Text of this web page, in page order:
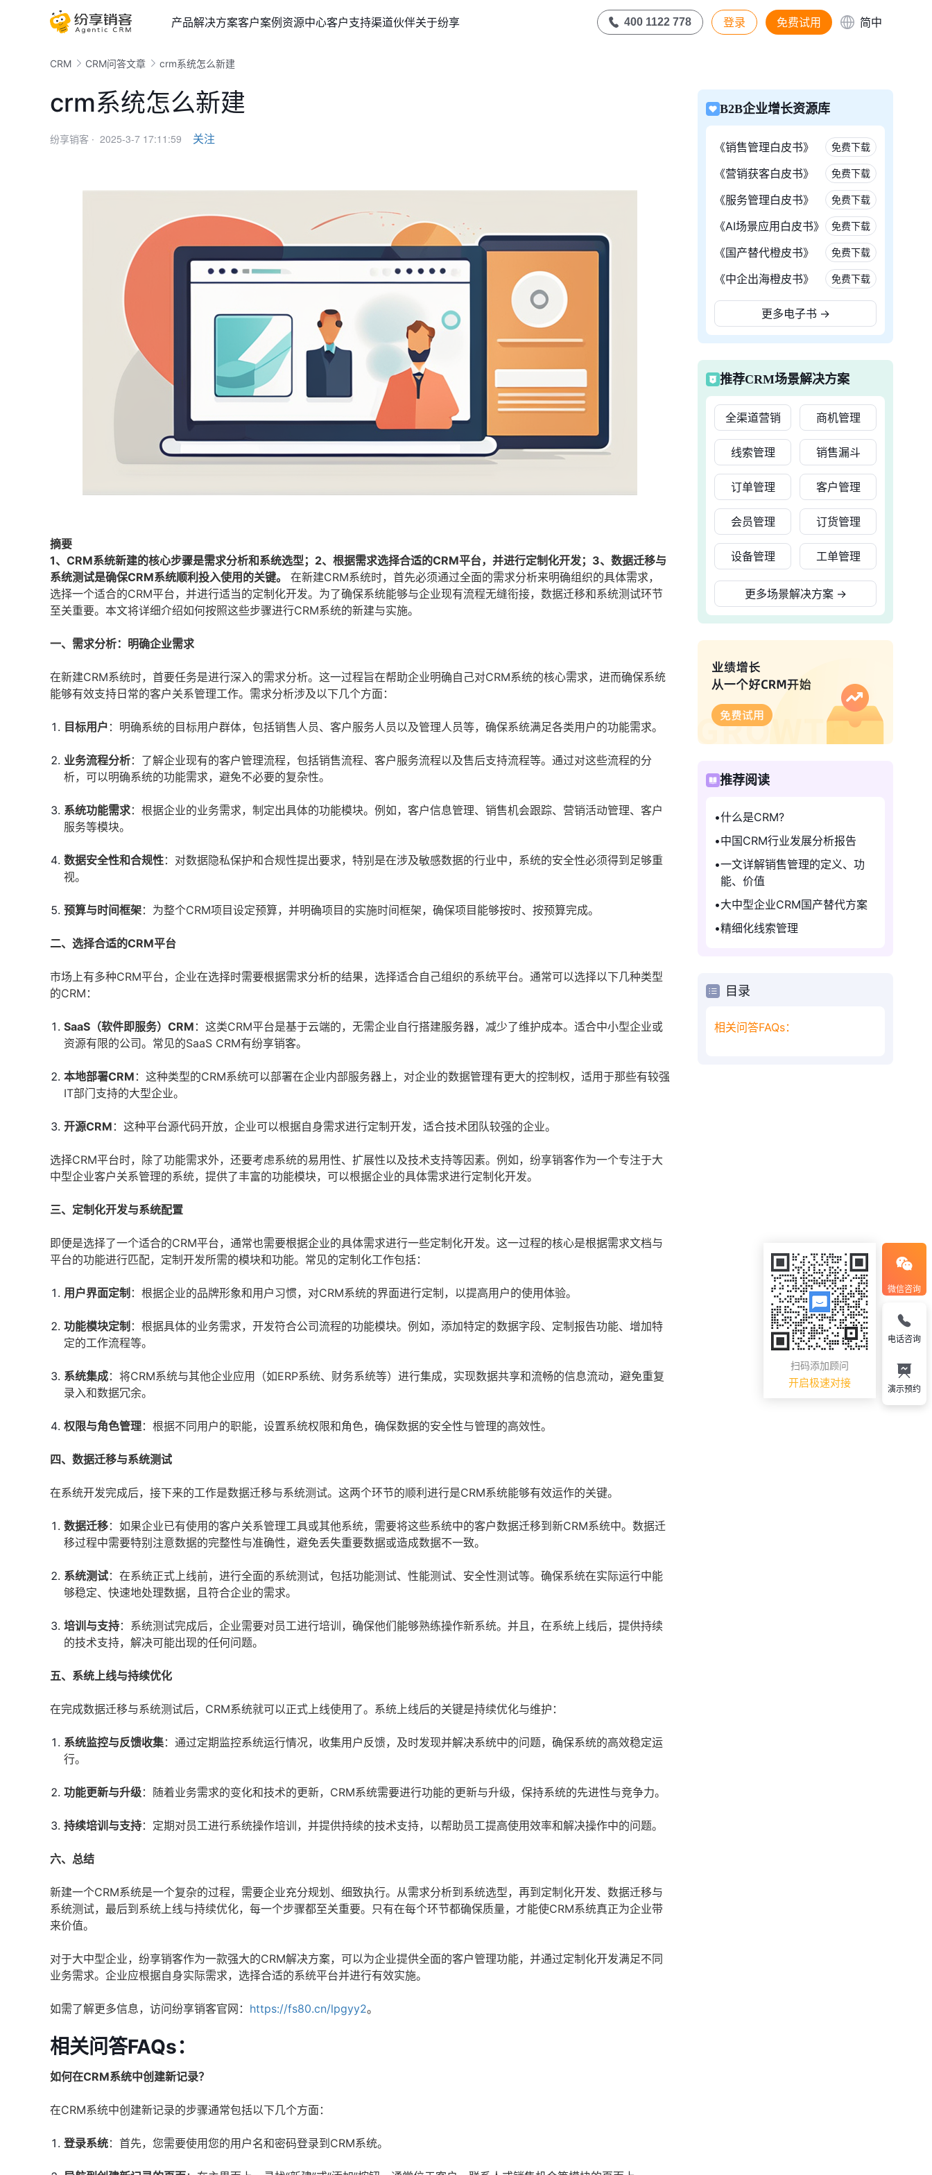
产品解决方案客户案例资源中心客户支持渠道伙伴关于纷享 400 1122 778 登录 免费试用 简中
CRM CRM问答文章 crm系统怎么新建
crm系统怎么新建
纷享销客 · 2025-3-7 17:11:59 关注
摘要
1、CRM系统新建的核心步骤是需求分析和系统选型；2、根据需求选择合适的CRM平台，并进行定制化开发；3、数据迁移与
系统测试是确保CRM系统顺利投入使用的关键。
在新建CRM系统时，首先必须通过全面的需求分析来明确组织的具体需求，
选择一个适合的CRM平台，并进行适当的定制化开发。为了确保系统能够与企业现有流程无缝衔接，数据迁移和系统测试环节
至关重要。本文将详细介绍如何按照这些步骤进行CRM系统的新建与实施。
一、需求分析：明确企业需求
在新建CRM系统时，首要任务是进行深入的需求分析。这一过程旨在帮助企业明确自己对CRM系统的核心需求，进而确保系统
能够有效支持日常的客户关系管理工作。需求分析涉及以下几个方面：
目标用户 ：明确系统的目标用户群体，包括销售人员、客户服务人员以及管理人员等，确保系统满足各类用户的功能需求。
业务流程分析：了解企业现有的客户管理流程，包括销售流程、客户服务流程以及售后支持流程等。通过对这些流程的分
析，可以明确系统的功能需求，避免不必要的复杂性。
系统功能需求：根据企业的业务需求，制定出具体的功能模块。例如，客户信息管理、销售机会跟踪、营销活动管理、客户
服务等模块。
数据安全性和合规性：对数据隐私保护和合规性提出要求，特别是在涉及敏感数据的行业中，系统的安全性必须得到足够重
视。
预算与时间框架：为整个CRM项目设定预算，并明确项目的实施时间框架，确保项目能够按时、按预算完成。
二、选择合适的CRM平台
市场上有多种CRM平台，企业在选择时需要根据需求分析的结果，选择适合自己组织的系统平台。通常可以选择以下几种类型
的CRM：
SaaS（软件即服务）CRM ：这类CRM平台是基于云端的，无需企业自行搭建服务器，减少了维护成本。适合中小型企业或
资源有限的公司。常见的SaaS CRM有纷享销客。
本地部署CRM ：这种类型的CRM系统可以部署在企业内部服务器上，对企业的数据管理有更大的控制权，适用于那些有较强
IT部门支持的大型企业。
开源CRM ：这种平台源代码开放，企业可以根据自身需求进行定制开发，适合技术团队较强的企业。
选择CRM平台时，除了功能需求外，还要考虑系统的易用性、扩展性以及技术支持等因素。例如，纷享销客作为一个专注于大
中型企业客户关系管理的系统，提供了丰富的功能模块，可以根据企业的具体需求进行定制化开发。
三、定制化开发与系统配置
即便是选择了一个适合的CRM平台，通常也需要根据企业的具体需求进行一些定制化开发。这一过程的核心是根据需求文档与
平台的功能进行匹配，定制开发所需的模块和功能。常见的定制化工作包括：
用户界面定制 ：根据企业的品牌形象和用户习惯，对CRM系统的界面进行定制，以提高用户的使用体验。
功能模块定制 ：根据具体的业务需求，开发符合公司流程的功能模块。例如，添加特定的数据字段、定制报告功能、增加特
定的工作流程等。
系统集成：将CRM系统与其他企业应用（如ERP系统、财务系统等）进行集成，实现数据共享和流畅的信息流动，避免重复
录入和数据冗余。
权限与角色管理：根据不同用户的职能，设置系统权限和角色，确保数据的安全性与管理的高效性。
四、数据迁移与系统测试
在系统开发完成后，接下来的工作是数据迁移与系统测试。这两个环节的顺利进行是CRM系统能够有效运作的关键。
数据迁移：如果企业已有使用的客户关系管理工具或其他系统，需要将这些系统中的客户数据迁移到新CRM系统中。数据迁
移过程中需要特别注意数据的完整性与准确性，避免丢失重要数据或造成数据不一致。
系统测试：在系统正式上线前，进行全面的系统测试，包括功能测试、性能测试、安全性测试等。确保系统在实际运行中能
够稳定、快速地处理数据，且符合企业的需求。
培训与支持：系统测试完成后，企业需要对员工进行培训，确保他们能够熟练操作新系统。并且，在系统上线后，提供持续
的技术支持，解决可能出现的任何问题。
五、系统上线与持续优化
在完成数据迁移与系统测试后，CRM系统就可以正式上线使用了。系统上线后的关键是持续优化与维护：
系统监控与反馈收集：通过定期监控系统运行情况，收集用户反馈，及时发现并解决系统中的问题，确保系统的高效稳定运
行。
功能更新与升级：随着业务需求的变化和技术的更新，CRM系统需要进行功能的更新与升级，保持系统的先进性与竞争力。
持续培训与支持：定期对员工进行系统操作培训，并提供持续的技术支持，以帮助员工提高使用效率和解决操作中的问题。
六、总结
新建一个CRM系统是一个复杂的过程，需要企业充分规划、细致执行。从需求分析到系统选型，再到定制化开发、数据迁移与
系统测试，最后到系统上线与持续优化，每一个步骤都至关重要。只有在每个环节都确保质量，才能使CRM系统真正为企业带
来价值。
对于大中型企业，纷享销客作为一款强大的CRM解决方案，可以为企业提供全面的客户管理功能，并通过定制化开发满足不同
业务需求。企业应根据自身实际需求，选择合适的系统平台并进行有效实施。
如需了解更多信息，访问纷享销客官网： https://fs80.cn/lpgyy2。
相关问答FAQs：
如何在CRM系统中创建新记录？
在CRM系统中创建新记录的步骤通常包括以下几个方面：
登录系统：首先，您需要使用您的用户名和密码登录到CRM系统。
B2B企业增长资源库
《销售管理白皮书》 免费下载
《营销获客白皮书》 免费下载
《服务管理白皮书》 免费下载
《AI场景应用白皮书》 免费下载
《国产替代橙皮书》 免费下载
《中企出海橙皮书》 免费下载
更多电子书 →
推荐CRM场景解决方案
全渠道营销 商机管理
线索管理 销售漏斗
订单管理 客户管理
会员管理 订货管理
设备管理 工单管理
更多场景解决方案 →
推荐阅读
什么是CRM?
中国CRM行业发展分析报告
一文详解销售管理的定义、功
能、价值
大中型企业CRM国产替代方案
精细化线索管理
目录
相关问答FAQs：
微信咨询
扫码添加顾问
开启极速对接
电话咨询
演示预约